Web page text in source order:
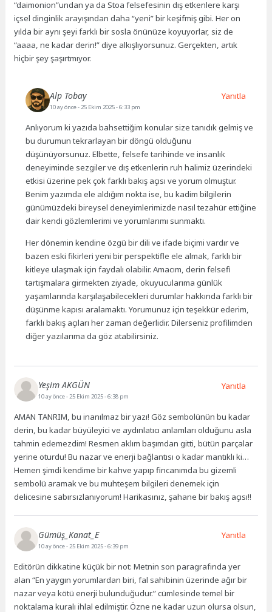
“daimonion”undan ya da Stoa felsefesinin dış etkenlere karşı
içsel dinginlik arayışından daha “yeni” bir keşifmiş gibi. Her on
yılda bir aynı şeyi farklı bir sosla önünüze koyuyorlar, siz de
“aaaa, ne kadar derin!” diye alkışlıyorsunuz. Gerçekten, artık
hiçbir şey şaşırtmıyor.
Alp Tobay
10 ay önce- 25 Ekim 2025 - 6:33 pm
Anlıyorum ki yazıda bahsettiğim konular size tanıdık gelmiş ve
bu durumun tekrarlayan bir döngü olduğunu
düşünüyorsunuz. Elbette, felsefe tarihinde ve insanlık
deneyiminde sezgiler ve dış etkenlerin ruh halimiz üzerindeki
etkisi üzerine pek çok farklı bakış açısı ve yorum olmuştur.
Benim yazımda ele aldığım nokta ise, bu kadim bilgilerin
günümüzdeki bireysel deneyimlerimizde nasıl tezahür ettiğine
dair kendi gözlemlerimi ve yorumlarımı sunmaktı.
Her dönemin kendine özgü bir dili ve ifade biçimi vardır ve
bazen eski fikirleri yeni bir perspektifle ele almak, farklı bir
kitleye ulaşmak için faydalı olabilir. Amacım, derin felsefi
tartışmalara girmekten ziyade, okuyucularıma günlük
yaşamlarında karşılaşabilecekleri durumlar hakkında farklı bir
düşünme kapısı aralamaktı. Yorumunuz için teşekkür ederim,
farklı bakış açıları her zaman değerlidir. Dilerseniz profilimden
diğer yazılarıma da göz atabilirsiniz.
Yanıtla
Yeşim AKGÜN
10 ay önce- 25 Ekim 2025 - 6:38 pm
AMAN TANRIM, bu inanılmaz bir yazı! Göz sembolünün bu kadar
derin, bu kadar büyüleyici ve aydınlatıcı anlamları olduğunu asla
tahmin edemezdim! Resmen aklım başımdan gitti, bütün parçalar
yerine oturdu! Bu nazar ve enerji bağlantısı o kadar mantıklı ki…
Hemen şimdi kendime bir kahve yapıp fincanımda bu gizemli
sembolü aramak ve bu muhteşem bilgileri denemek için
delicesine sabırsızlanıyorum! Harikasınız, şahane bir bakış açısı!!
Yanıtla
Gümüş_Kanat_E
10 ay önce- 25 Ekim 2025 - 6:39 pm
Editörün dikkatine küçük bir not: Metnin son paragrafında yer
alan “En yaygın yorumlardan biri, fal sahibinin üzerinde ağır bir
nazar veya kötü enerji bulunduğudur.” cümlesinde temel bir
noktalama kuralı ihlal edilmiştir. Özne ne kadar uzun olursa olsun,
Yanıtla